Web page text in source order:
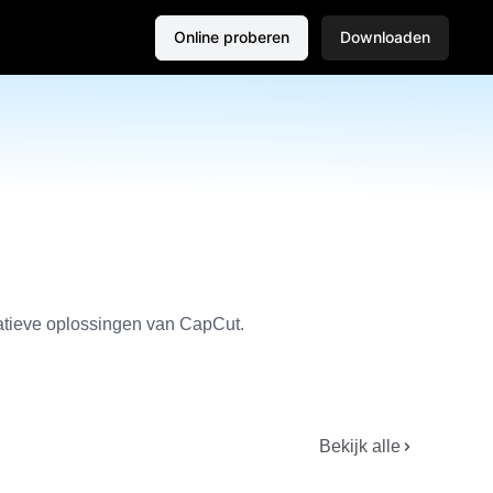
Online proberen Downloaden
oplossingen van CapCut.
Bekijk alle